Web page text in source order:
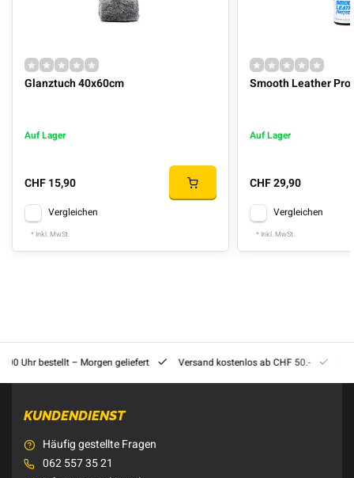
Glanztuch 40x60cm
Auf Lager
CHF 15,90
Vergleichen
* Inkl. MwSt.
Smooth Leather
Auf Lager
CHF 29,90
Vergleichen
* Inkl. MwSt.
Uhr bestellt – Morgen geliefert Versand kostenlos ab CHF 50.-
KUNDENDIENST
Häufig gestellte Fragen
062 557 35 21